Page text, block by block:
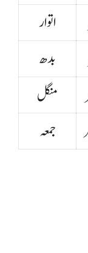
اتوار
بدھ
منگل
جمعہ